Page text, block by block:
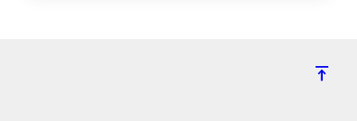
vertical_align_top